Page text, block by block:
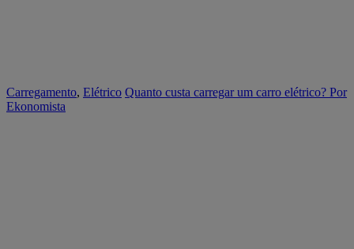
Carregamento, Elétrico Quanto custa carregar um carro elétrico? Por
Ekonomista